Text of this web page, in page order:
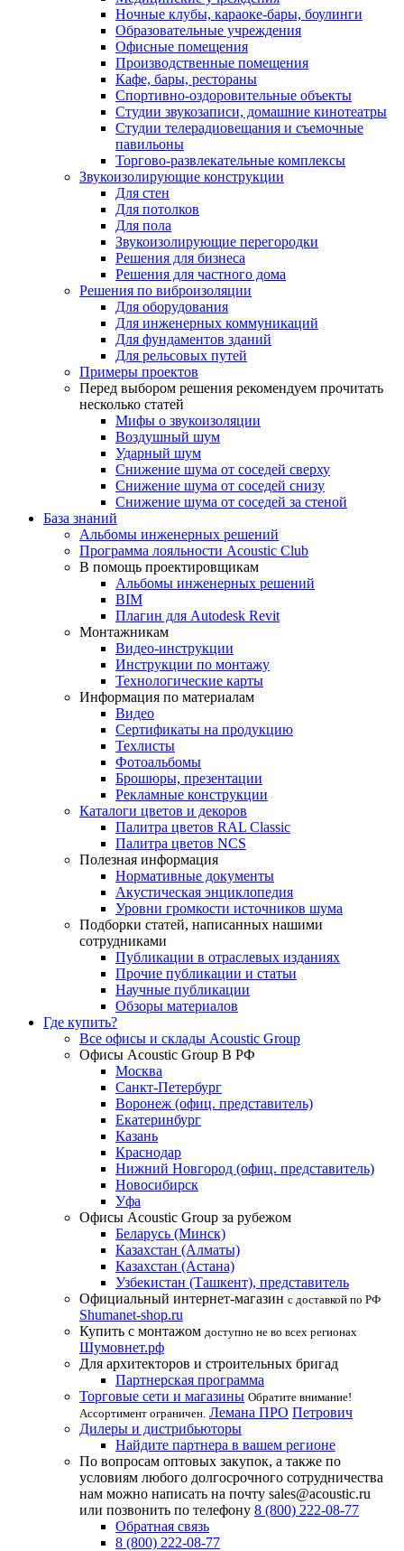
Ночные клубы, караоке-бары, боулинги
Образовательные учреждения
Офисные помещения
Производственные помещения
Кафе, бары, рестораны
Спортивно-оздоровительные объекты
Студии звукозаписи, домашние кинотеатры
Студии телерадиовещания и съемочные
павильоны
Торгово-развлекательные комплексы
Звукоизолирующие конструкции
Для стен
Для потолков
Для пола
Звукоизолирующие перегородки
Решения для бизнеса
Решения для частного дома
Решения по виброизоляции
Для оборудования
Для инженерных коммуникаций
Для фундаментов зданий
Для рельсовых путей
Примеры проектов
Перед выбором решения рекомендуем прочитать
несколько статей
Мифы о звукоизоляции
Воздушный шум
Ударный шум
Снижение шума от соседей сверху
Снижение шума от соседей снизу
Снижение шума от соседей за стеной
База знаний
Альбомы инженерных решений
Программа лояльности Acoustic Club
В помощь проектировщикам
Альбомы инженерных решений
BIM
Плагин для Autodesk Revit
Монтажникам
Видео-инструкции
Инструкции по монтажу
Технологические карты
Информация по материалам
Видео
Сертификаты на продукцию
Техлисты
Фотоальбомы
Брошюры, презентации
Рекламные конструкции
Каталоги цветов и декоров
Палитра цветов RAL Сlassic
Палитра цветов NCS
Полезная информация
Нормативные документы
Акустическая энциклопедия
Уровни громкости источников шума
Подборки статей, написанных нашими
сотрудниками
Публикации в отраслевых изданиях
Прочие публикации и статьи
Научные публикации
Обзоры материалов
Где купить?
Все офисы и склады Acoustic Group
Офисы Acoustic Group В РФ
Москва
Санкт-Петербург
Воронеж (офиц. представитель)
Екатеринбург
Казань
Краснодар
Нижний Новгород (офиц. представитель)
Новосибирск
Уфа
Офисы Acoustic Group за рубежом
Беларусь (Минск)
Казахстан (Алматы)
Казахстан (Астана)
Узбекистан (Ташкент), представитель
Официальный интернет-магазин с доставкой по РФ
Shumanet-shop.ru
Купить с монтажом доступно не во всех регионах
Шумовнет.рф
Для архитекторов и строительных бригад
Партнерская программа
Торговые сети и магазины Обратите внимание!
Ассортимент ограничен. Лемана ПРО Петрович
Дилеры и дистрибьюторы
Найдите партнера в вашем регионе
По вопросам оптовых закупок, а также по
условиям любого долгосрочного сотрудничества
нам можно написать на почту sales@acoustic.ru
или позвонить по телефону 8 (800) 222-08-77
Обратная связь
8 (800) 222-08-77